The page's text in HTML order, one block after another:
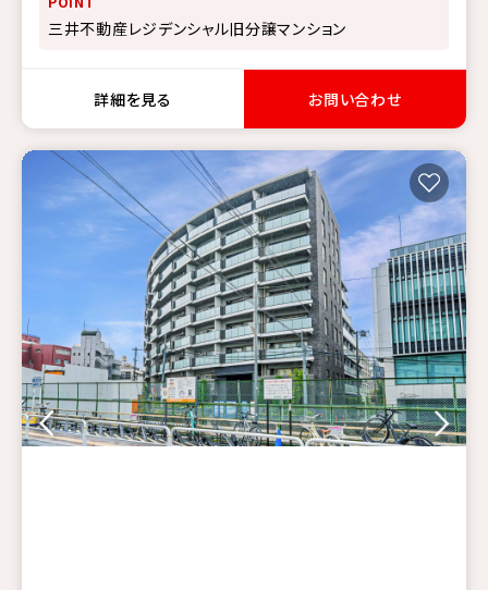
三井不動産レジデンシャル旧分譲マンション
詳細を見る お問い合わせ